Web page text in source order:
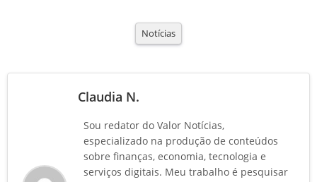
Notícias
Claudia N.
Sou redator do Valor Notícias,
especializado na produção de conteúdos
sobre finanças, economia, tecnologia e
serviços digitais. Meu trabalho é pesquisar